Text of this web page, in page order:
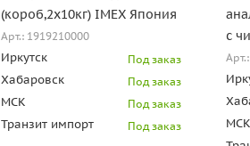
(короб,2х10кг) IMEX Япония
Арт.: 1919210000
Иркутск Под заказ
Хабаровск Под заказ
МСК Под заказ
Транзит импорт Под заказ
с
МСК